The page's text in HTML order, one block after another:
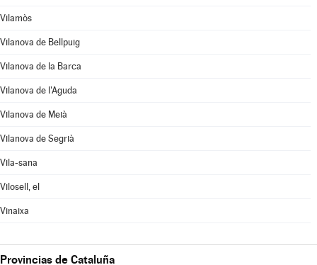
Vilamòs
Vilanova de Bellpuig
Vilanova de la Barca
Vilanova de l'Aguda
Vilanova de Meià
Vilanova de Segrià
Vila-sana
Vilosell, el
Vinaixa
Provincias de Cataluña